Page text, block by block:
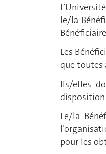
le/la
Les
que toutes
Ils/elles
disposition
Le/la
pour les